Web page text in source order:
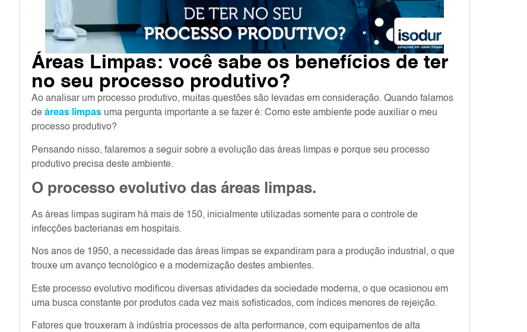
Áreas Limpas: você sabe os benefícios de ter
no seu processo produtivo?
Ao analisar um processo produtivo, muitas questões são levadas em consideração. Quando falamos
de áreas limpas uma pergunta importante a se fazer é: Como este ambiente pode auxiliar o meu
processo produtivo?
Pensando nisso, falaremos a seguir sobre a evolução das áreas limpas e porque seu processo
produtivo precisa deste ambiente.
O processo evolutivo das áreas limpas.
As áreas limpas sugiram há mais de 150, inicialmente utilizadas somente para o controle de
infecções bacterianas em hospitais.
Nos anos de 1950, a necessidade das áreas limpas se expandiram para a produção industrial, o que
trouxe um avanço tecnológico e a modernização destes ambientes.
Este processo evolutivo modificou diversas atividades da sociedade moderna, o que ocasionou em
uma busca constante por produtos cada vez mais sofisticados, com índices menores de rejeição.
Fatores que trouxeram à indústria processos de alta performance, com equipamentos de alta